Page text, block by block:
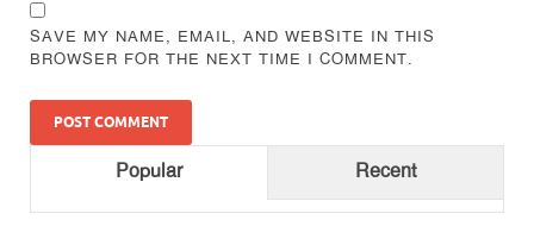
SAVE MY NAME, EMAIL, AND WEBSITE IN THIS
BROWSER FOR THE NEXT TIME I COMMENT.
Popular Recent